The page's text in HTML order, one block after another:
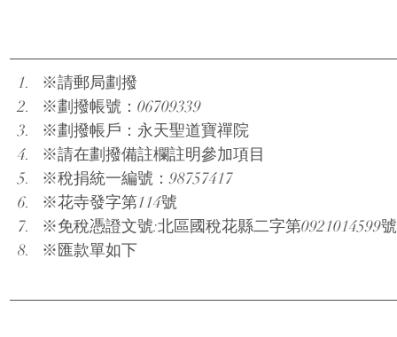
※請郵局劃撥
※劃撥帳號：06709339
※劃撥帳戶：永天聖道寶禪院
※請在劃撥備註欄註明參加項目
※稅捐統一編號：98757417
※花寺發字第114號
※免稅憑證文號:北區國稅花縣二字第0921014599號
※匯款單如下